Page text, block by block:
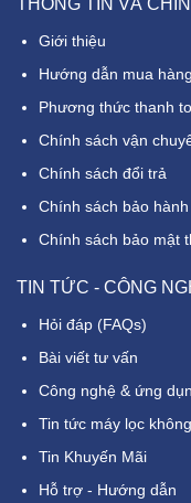
THÔNG TIN VÀ
Giới thiệu
Hướng dẫn mua hàng
Phương thức thanh
Chính sách vận
Chính sách đổi trả
Chính sách bảo
Chính sách bảo mật
TIN TỨC - CÔNG
Hỏi đáp (FAQs)
Bài viết tư vấn
Công nghệ & ứng
Tin tức máy lọc
Tin Khuyến Mãi
Hỗ trợ - Hướng dẫn